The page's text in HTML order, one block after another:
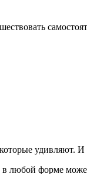
удивляют.
любой форме